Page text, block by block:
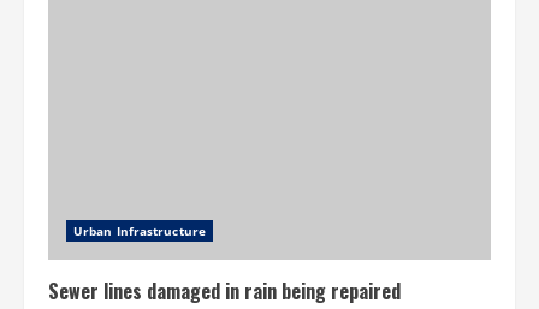
Urban Infrastructure
Sewer lines damaged in rain being repaired